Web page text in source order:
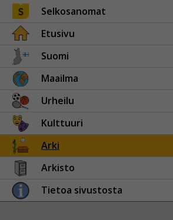
Selkosanomat
Etusivu
Suomi
Maailma
Urheilu
Kulttuuri
Arki
Arkisto
Tietoa sivustosta